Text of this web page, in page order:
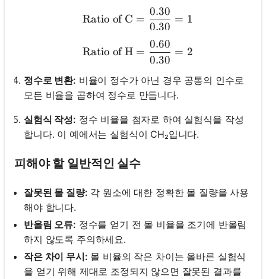
\text{Ratio of C} =
Ratio of C =
0.30
0.30
= 1
\text{Ratio of H} =
Ratio of H =
0.30
0.60
= 2
정수로 변환: 비율이 정수가 아닌 경우 공통의 인수로
모든 비율을 곱하여 정수로 만듭니다.
실험식 작성: 정수 비율을 첨자로 하여 실험식을 작성
합니다. 이 예에서는 실험식이 CH₂입니다.
피해야 할 일반적인 실수
잘못된 몰 질량: 각 원소에 대한 정확한 몰 질량을 사용
해야 합니다.
반올림 오류: 정수를 얻기 전 몰 비율을 조기에 반올림
하지 않도록 주의하세요.
작은 차이 무시: 몰 비율의 작은 차이는 올바른 실험식
을 얻기 위해 제대로 조정되지 않으면 잘못된 결과를